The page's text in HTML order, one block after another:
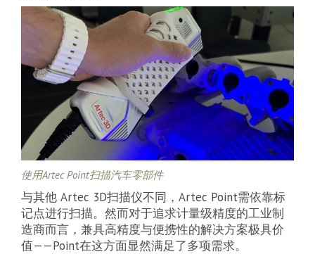
使用Artec Point扫描汽车零部件
与其他 Artec 3D扫描仪不同，Artec Point需依靠标
记点进行扫描。然而对于追求计量级精度的工业制
造商而言，兼具高精度与便携性的解决方案极具价
值——Point在这方面显然满足了多项需求。